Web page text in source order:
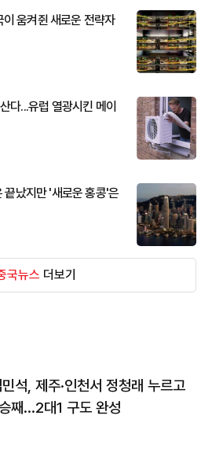
움켜쥔 새로운 전략자
다...유럽 열광시킨 메이
끝났지만 '새로운 홍콩'은
국뉴스 더보기
석, 제주·인천서 정청래 누르고
째…2대1 구도 완성